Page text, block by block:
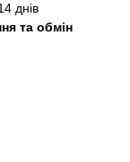
днів
та обмін